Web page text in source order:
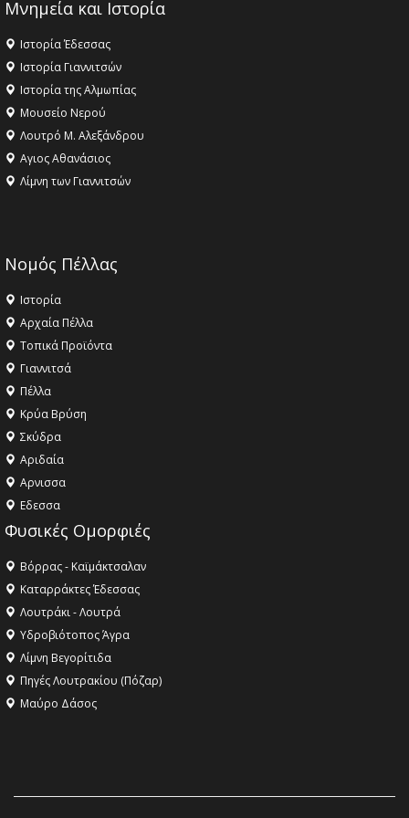
Μνημεία και Ιστορία
Ιστορία Έδεσσας
Ιστορία Γιαννιτσών
Ιστορία της Αλμωπίας
Μουσείο Νερού
Λουτρό Μ. Αλεξάνδρου
Αγιος Αθανάσιος
Λίμνη των Γιαννιτσών
Νομός Πέλλας
Ιστορία
Αρχαία Πέλλα
Τοπικά Προϊόντα
Γιαννιτσά
Πέλλα
Κρύα Βρύση
Σκύδρα
Αριδαία
Aρνισσα
Eδεσσα
Φυσικές Ομορφιές
Βόρρας - Καϊμάκτσαλαν
Καταρράκτες Έδεσσας
Λουτράκι - Λουτρά
Υδροβιότοπος Άγρα
Λίμνη Βεγορίτιδα
Πηγές Λουτρακίου (Πόζαρ)
Μαύρο Δάσος